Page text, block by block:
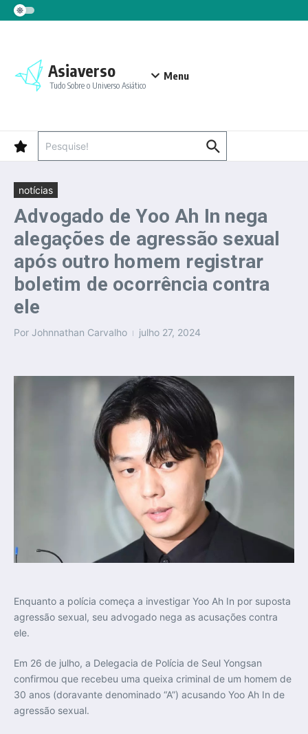
Ir para o conteúdo
Asiaverso
Tudo Sobre o Universo Asiático
Menu
notícias
Advogado de Yoo Ah In nega
alegações de agressão sexual
após outro homem registrar
boletim de ocorrência contra
ele
Por Johnnathan Carvalho julho 27, 2024
Enquanto a polícia começa a investigar Yoo Ah In por suposta
agressão sexual, seu advogado nega as acusações contra
ele.
Em 26 de julho, a Delegacia de Polícia de Seul Yongsan
confirmou que recebeu uma queixa criminal de um homem de
30 anos (doravante denominado “A”) acusando Yoo Ah In de
agressão sexual.